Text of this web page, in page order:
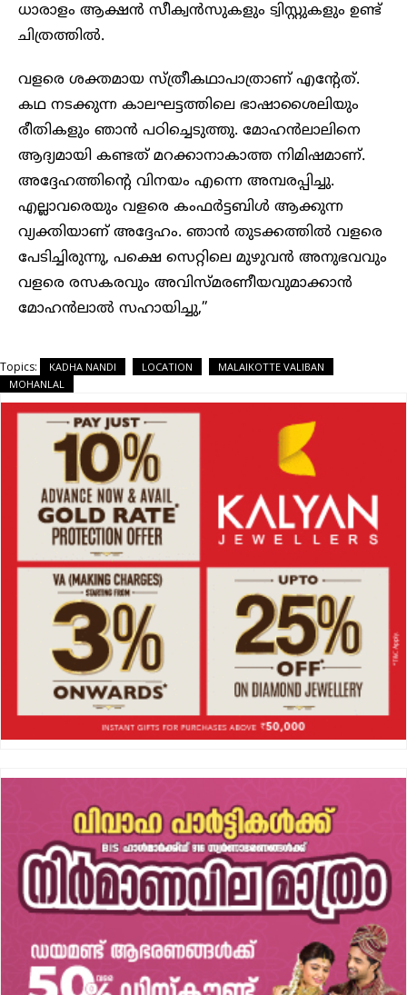
ധാരാളം ആക്ഷൻ സീക്വൻസുകളും ട്വിസ്റ്റുകളും ഉണ്ട്
ചിത്രത്തിൽ.
വളരെ ശക്തമായ സ്ത്രീകഥാപാത്രാണ് എന്റേത്.
കഥ നടക്കുന്ന കാലഘട്ടത്തിലെ ഭാഷാശൈലിയും
രീതികളും ഞാൻ പഠിച്ചെടുത്തു. മോഹൻലാലിനെ
ആദ്യമായി കണ്ടത് മറക്കാനാകാത്ത നിമിഷമാണ്.
അദ്ദേഹത്തിന്റെ വിനയം എന്നെ അമ്പരപ്പിച്ചു.
എല്ലാവരെയും വളരെ കംഫർട്ടബിൾ ആക്കുന്ന
വ്യക്തിയാണ് അദ്ദേഹം. ഞാൻ തുടക്കത്തിൽ വളരെ
പേടിച്ചിരുന്നു, പക്ഷെ സെറ്റിലെ മുഴുവൻ അനുഭവവും
വളരെ രസകരവും അവിസ്മരണീയവുമാക്കാൻ
മോഹൻലാൽ സഹായിച്ചു,”
Topics: KADHA NANDI LOCATION
MALAIKOTTE VALIBAN
MOHANLAL